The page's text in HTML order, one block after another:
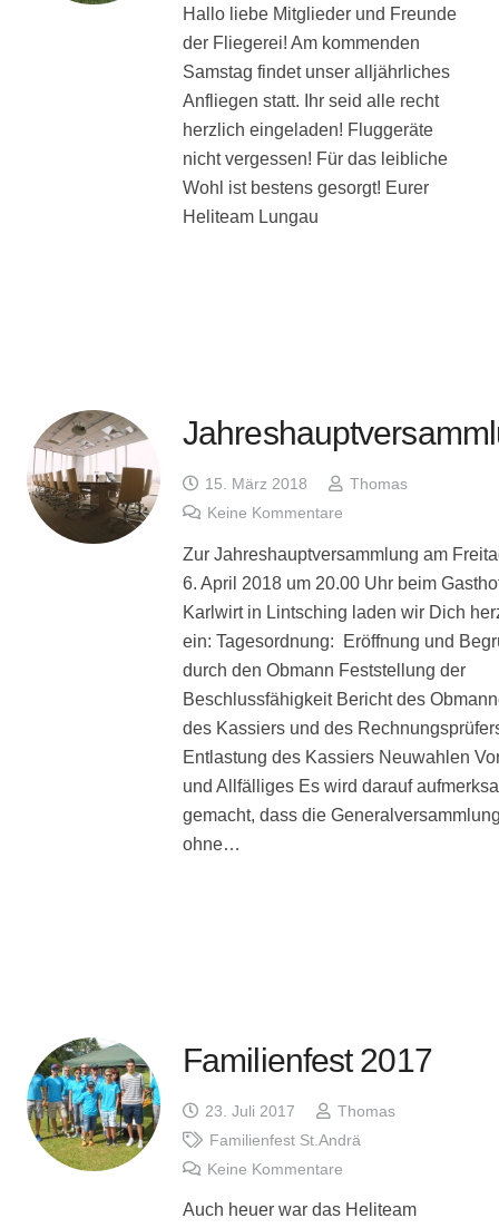
Hallo liebe Mitglieder und Freunde
der Fliegerei! Am kommenden
Samstag findet unser alljährliches
Anfliegen statt. Ihr seid alle recht
herzlich eingeladen! Fluggeräte
nicht vergessen! Für das leibliche
Wohl ist bestens gesorgt! Eurer
Heliteam Lungau
15. März 2018
Thomas
Keine Kommentare
Zur Jahreshauptversammlung am
6. April 2018 um 20.00 Uhr beim
Karlwirt in Lintsching laden wir Dich
ein: Tagesordnung: Eröffnung und
durch den Obmann Feststellung der
Beschlussfähigkeit Bericht des
des Kassiers und des
Entlastung des Kassiers Neuwahlen
und Allfälliges Es wird darauf
gemacht, dass die
ohne…
Familienfest 2017
23. Juli 2017
Thomas
Familienfest St.Andrä
Keine Kommentare
Auch heuer war das Heliteam